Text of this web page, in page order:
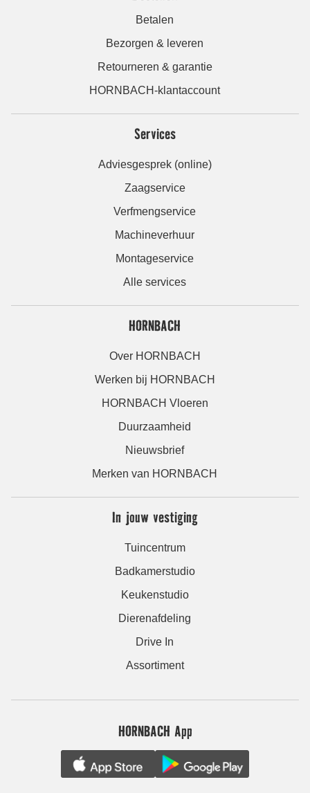
Betalen
Bezorgen & leveren
Retourneren & garantie
HORNBACH-klantaccount
Services
Adviesgesprek (online)
Zaagservice
Verfmengservice
Machineverhuur
Montageservice
Alle services
HORNBACH
Over HORNBACH
Werken bij HORNBACH
HORNBACH Vloeren
Duurzaamheid
Nieuwsbrief
Merken van HORNBACH
In jouw vestiging
Tuincentrum
Badkamerstudio
Keukenstudio
Dierenafdeling
Drive In
Assortiment
HORNBACH App